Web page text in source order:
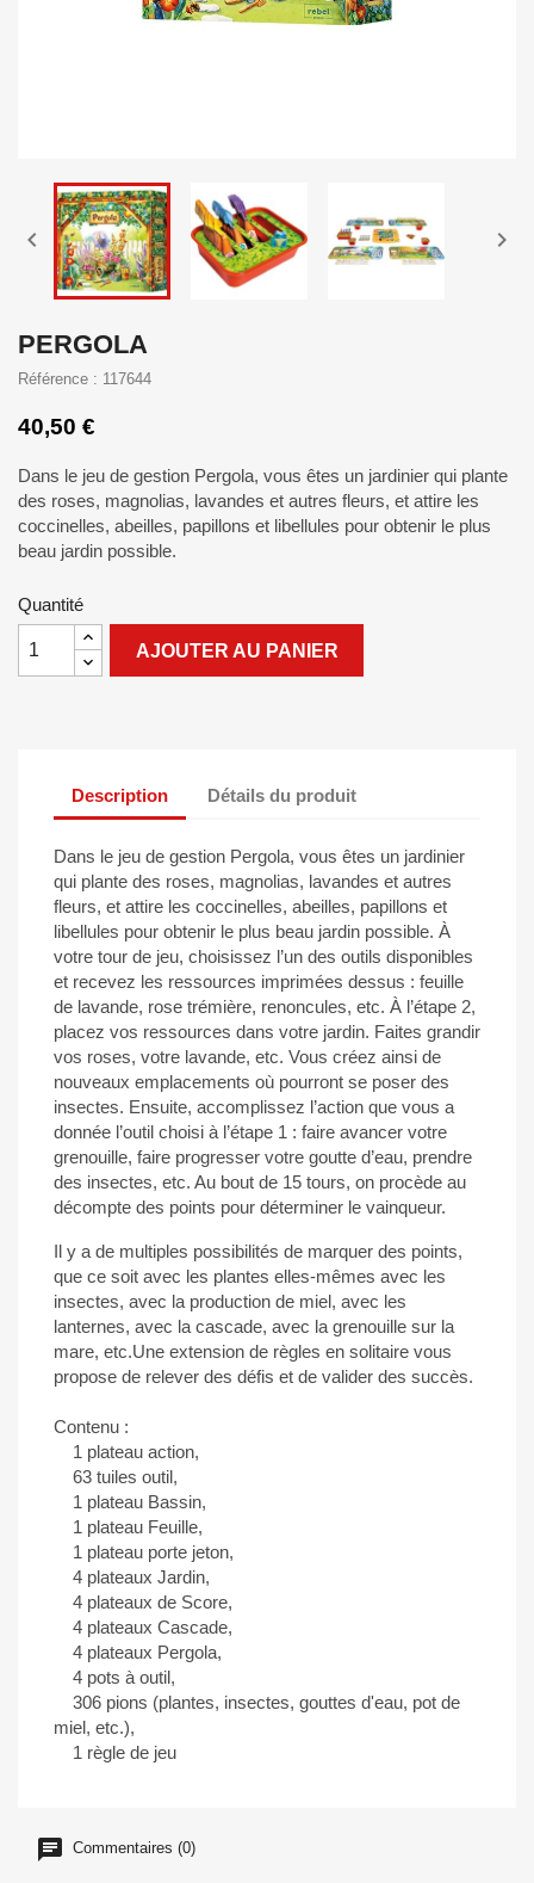
 
PERGOLA
Référence : 117644
40,50 €
Dans le jeu de gestion Pergola, vous êtes un jardinier qui plante
des roses, magnolias, lavandes et autres fleurs, et attire les
coccinelles, abeilles, papillons et libellules pour obtenir le plus
beau jardin possible.
Quantité
AJOUTER AU PANIER
Description Détails du produit
Dans le jeu de gestion Pergola, vous êtes un jardinier
qui plante des roses, magnolias, lavandes et autres
fleurs, et attire les coccinelles, abeilles, papillons et
libellules pour obtenir le plus beau jardin possible. À
votre tour de jeu, choisissez l’un des outils disponibles
et recevez les ressources imprimées dessus : feuille
de lavande, rose trémière, renoncules, etc. À l’étape 2,
placez vos ressources dans votre jardin. Faites grandir
vos roses, votre lavande, etc. Vous créez ainsi de
nouveaux emplacements où pourront se poser des
insectes. Ensuite, accomplissez l’action que vous a
donnée l’outil choisi à l’étape 1 : faire avancer votre
grenouille, faire progresser votre goutte d’eau, prendre
des insectes, etc. Au bout de 15 tours, on procède au
décompte des points pour déterminer le vainqueur.
Il y a de multiples possibilités de marquer des points,
que ce soit avec les plantes elles-mêmes avec les
insectes, avec la production de miel, avec les
lanternes, avec la cascade, avec la grenouille sur la
mare, etc.Une extension de règles en solitaire vous
propose de relever des défis et de valider des succès.
Contenu :
1 plateau action,
63 tuiles outil,
1 plateau Bassin,
1 plateau Feuille,
1 plateau porte jeton,
4 plateaux Jardin,
4 plateaux de Score,
4 plateaux Cascade,
4 plateaux Pergola,
4 pots à outil,
306 pions (plantes, insectes, gouttes d'eau, pot de
miel, etc.),
1 règle de jeu
Commentaires (0)